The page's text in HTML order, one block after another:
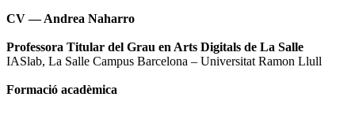
CV — Andrea Naharro
Professora Titular del Grau en Arts Digitals de La Salle
IASlab, La Salle Campus Barcelona – Universitat Ramon Llull
Formació acadèmica